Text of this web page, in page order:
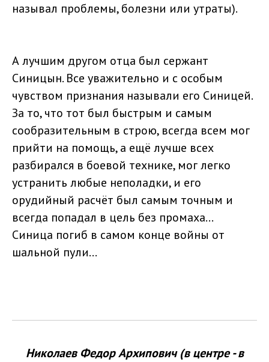
называл проблемы, болезни или утраты).
А лучшим другом отца был сержант
Синицын. Все уважительно и с особым
чувством признания называли его Синицей.
За то, что тот был быстрым и самым
сообразительным в строю, всегда всем мог
прийти на помощь, а ещё лучше всех
разбирался в боевой технике, мог легко
устранить любые неполадки, и его
орудийный расчёт был самым точным и
всегда попадал в цель без промаха...
Синица погиб в самом конце войны от
шальной пули...
Николаев Федор Архипович (в центре - в